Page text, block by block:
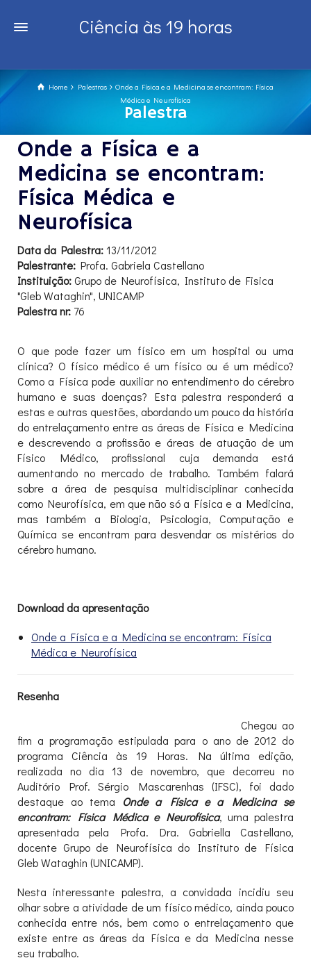
Ciência às 19 horas
Home Palestras
Onde a Física e a Medicina se encontram: Física
Médica e Neurofísica
Palestra
Onde a Física e a
Medicina se encontram:
Física Médica e
Neurofísica
Data da Palestra:13/11/2012
Palestrante: Profa. Gabriela Castellano
Instituição:Grupo de Neurofísica, Instituto de Fisica
"Gleb Wataghin", UNICAMP
Palestra nr: 76
O que pode fazer um físico em um hospital ou uma
clínica? O físico médico é um físico ou é um médico?
Como a Física pode auxiliar no entendimento do cérebro
humano e suas doenças? Esta palestra responderá a
estas e outras questões, abordando um pouco da história
do entrelaçamento entre as áreas de Física e Medicina
e descrevendo a profissão e áreas de atuação de um
Físico Médico, profissional cuja demanda está
aumentando no mercado de trabalho. Também falará
sobre a área de pesquisa multidisciplinar conhecida
como Neurofísica, em que não só a Física e a Medicina,
mas também a Biologia, Psicologia, Computação e
Química se encontram para desvendar os mistérios do
cérebro humano.
Download da apresentação
Onde a Física e a Medicina se encontram: Física
Médica e Neurofísica
Resenha
Chegou ao
fim a programação estipulada para o ano de 2012 do
programa Ciência às 19 Horas. Na última edição,
realizada no dia 13 de novembro, que decorreu no
Auditório Prof. Sérgio Mascarenhas (IFSC), foi dado
destaque ao tema Onde a Física e a Medicina se
encontram: Física Médica e Neurofísica, uma palestra
apresentada pela Profa. Dra. Gabriella Castellano,
docente Grupo de Neurofísica do Instituto de Física
Gleb Wataghin (UNICAMP).
Nesta interessante palestra, a convidada incidiu seu
olhar sobre a atividade de um físico médico, ainda pouco
conhecida entre nós, bem como o entrelaçamento que
existe entre as áreas da Física e da Medicina nesse
seu trabalho.